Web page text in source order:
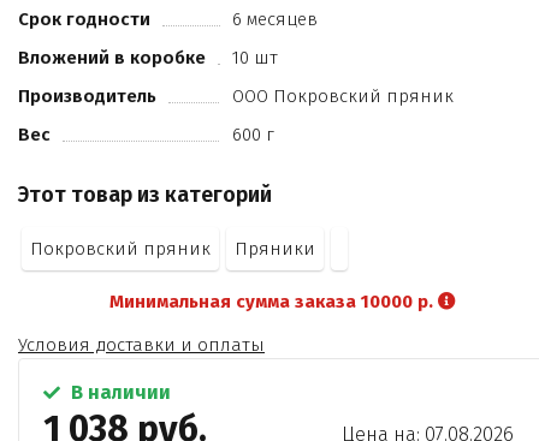
соль пищевая
глазурь кондитерская Классика белая (сахар-песок
заменитель какао-масла
эмульгатор соевый лецитин
глазурь кондитерская Классика (сахар-песок
какао - порошок
эмульгатор соевый лецитин
ароматизатор Сливки - молоко)
белок яичный сухой обессахаренный
пищевые красители
вода питьевая.
Срок годности
6 месяцев
Вложений в коробке
10 шт
Производитель
ООО Покровский пряник
Вес
600 г
Этот товар из категорий
Покровский пряник Пряники
Минимальная сумма заказа 10000 р.
Условия доставки и оплаты
В наличии
1 038 руб. Цена на: 07.08.2026